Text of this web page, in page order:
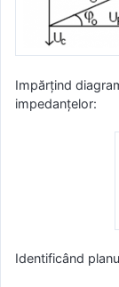
Impărţind
impedanţelor:
Identificând